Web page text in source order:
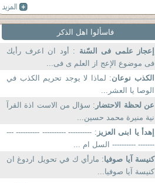
فاسألوا اهل الذكر
إعجاز علمى فى السّنة : أود ان اعرف رأيك
فى موضوع الإعج از العلم ى فى...
الكذب نوعان: لماذا لا يوجد تحريم الكذب في
الوصا يا العشر...
عن لحظة الاحتضار : سؤال من الاست اذة القرآ
نية منيرة محمد حسين...
إهدأ يا ابنى العزيز : ---------- ---------- ---------- ---
------- ---------- السل ام ...
كنيسة آيا صوفيا: مارأي ك في تحويل اردوغ ان
كنيسة آيا صوفيا...